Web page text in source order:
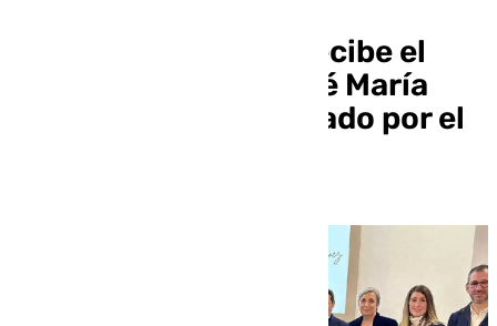
María Victoria Ruiz recibe el
Premio Solidario José María
Jiménez Nieto otorgado por el